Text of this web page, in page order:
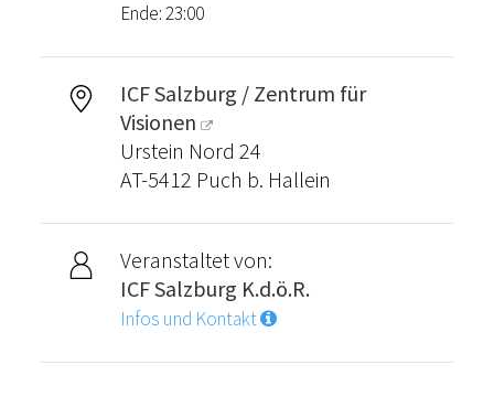
Ende: 23:00
ICF Salzburg / Zentrum für
Visionen
Urstein Nord 24
AT-5412 Puch b. Hallein
Veranstaltet von:
ICF Salzburg K.d.ö.R.
Infos und Kontakt